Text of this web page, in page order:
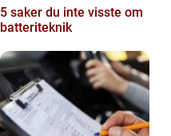
5 saker du inte visste om
batteriteknik